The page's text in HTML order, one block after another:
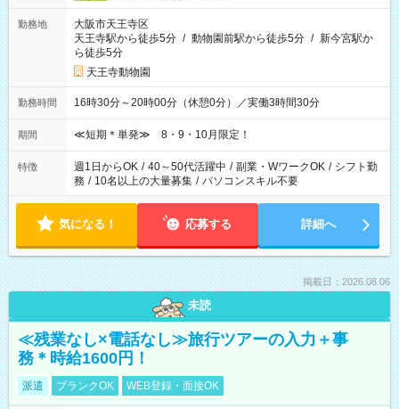
勤務地
大阪市天王寺区
天王寺駅から徒歩5分 / 動物園前駅から徒歩5分 / 新今宮駅か
ら徒歩5分
天王寺動物園
勤務時間 16時30分～20時00分（休憩0分）／実働3時間30分
期間 ≪短期＊単発≫ 8・9・10月限定！
特徴 週1日からOK / 40～50代活躍中 / 副業・WワークOK / シフト勤
務 / 10名以上の大量募集 / パソコンスキル不要
気になる！ 応募する 詳細へ
掲載日：2026.08.06
未読
≪残業なし×電話なし≫旅行ツアーの入力＋事
務＊時給1600円！
派遣 ブランクOK WEB登録・面接OK